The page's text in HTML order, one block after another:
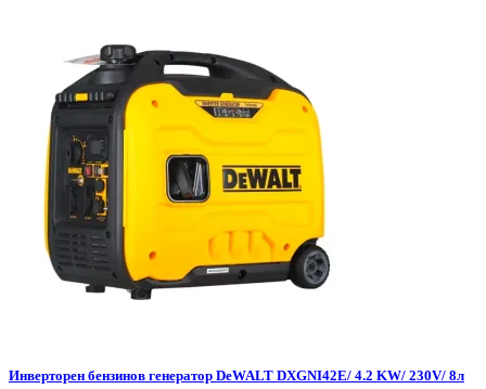
Инверторен бензинов генератор DeWALT DXGNI42E/ 4.2 KW/ 230V/ 8л